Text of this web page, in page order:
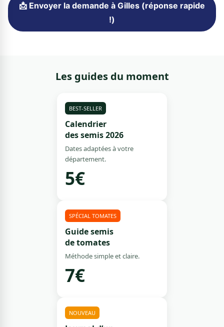
📩 Envoyer la demande à Gilles (réponse rapide
!)
Les guides du moment
BEST-SELLER
Calendrier
des semis 2026
Dates adaptées à votre
département.
5€
SPÉCIAL TOMATES
Guide semis
de tomates
Méthode simple et claire.
7€
NOUVEAU